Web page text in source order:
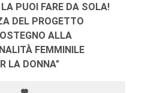
PUOI FARE DA SOLA!
DEL PROGETTO
ALLA
FEMMINILE
LA DONNA"